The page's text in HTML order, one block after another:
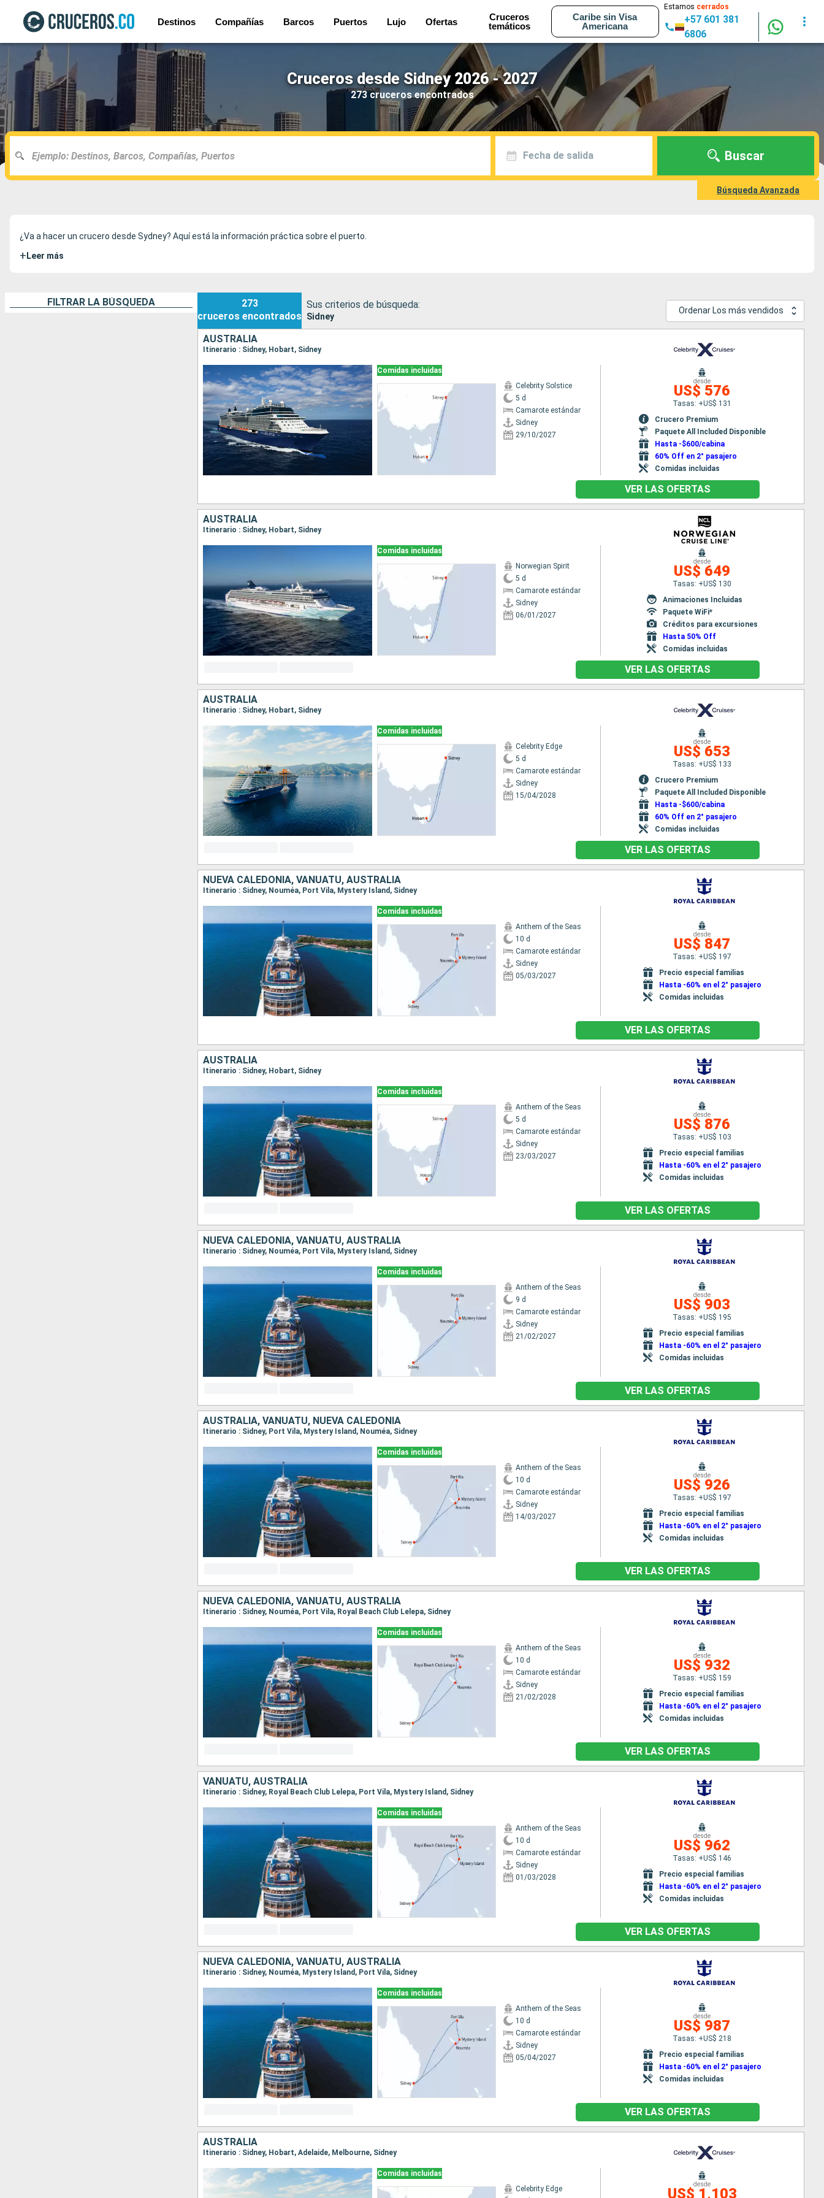
Destinos Compañías Barcos Puertos Lujo Ofertas
Cruceros
temáticos
Caribe sin Visa
Americana
Estamos cerrados
+57 601 381
6806
Cruceros desde Sidney 2026 - 2027
273 cruceros encontrados
Fecha de salida Buscar
Búsqueda Avanzada
¿Va a hacer un crucero desde Sydney? Aquí está la información práctica sobre el puerto.
+ Leer más
FILTRAR LA BÚSQUEDA
273
cruceros encontrados
Sus criterios de búsqueda:
Sidney
Ordenar Los más vendidos
AUSTRALIA
Itinerario : Sidney, Hobart, Sidney
Comidas incluidas
Celebrity Solstice
5 d
Camarote estándar
Sidney
29/10/2027
desde
US$ 576
Tasas: +US$ 131
Crucero Premium
Paquete All Included Disponible
Hasta -$600/cabina
60% Off en 2° pasajero
Comidas incluidas
VER LAS OFERTAS
AUSTRALIA
Itinerario : Sidney, Hobart, Sidney
Comidas incluidas
Norwegian Spirit
5 d
Camarote estándar
Sidney
06/01/2027
desde
US$ 649
Tasas: +US$ 130
Animaciones Incluidas
Paquete WiFi*
Créditos para excursiones
Hasta 50% Off
Comidas incluidas
VER LAS OFERTAS
AUSTRALIA
Itinerario : Sidney, Hobart, Sidney
Comidas incluidas
Celebrity Edge
5 d
Camarote estándar
Sidney
15/04/2028
desde
US$ 653
Tasas: +US$ 133
Crucero Premium
Paquete All Included Disponible
Hasta -$600/cabina
60% Off en 2° pasajero
Comidas incluidas
VER LAS OFERTAS
NUEVA CALEDONIA, VANUATU, AUSTRALIA
Itinerario : Sidney, Nouméa, Port Vila, Mystery Island, Sidney
Comidas incluidas
Anthem of the Seas
10 d
Camarote estándar
Sidney
05/03/2027
desde
US$ 847
Tasas: +US$ 197
Precio especial familias
Hasta -60% en el 2° pasajero
Comidas incluidas
VER LAS OFERTAS
AUSTRALIA
Itinerario : Sidney, Hobart, Sidney
Comidas incluidas
Anthem of the Seas
5 d
Camarote estándar
Sidney
23/03/2027
desde
US$ 876
Tasas: +US$ 103
Precio especial familias
Hasta -60% en el 2° pasajero
Comidas incluidas
VER LAS OFERTAS
NUEVA CALEDONIA, VANUATU, AUSTRALIA
Itinerario : Sidney, Nouméa, Port Vila, Mystery Island, Sidney
Comidas incluidas
Anthem of the Seas
9 d
Camarote estándar
Sidney
21/02/2027
desde
US$ 903
Tasas: +US$ 195
Precio especial familias
Hasta -60% en el 2° pasajero
Comidas incluidas
VER LAS OFERTAS
AUSTRALIA, VANUATU, NUEVA CALEDONIA
Itinerario : Sidney, Port Vila, Mystery Island, Nouméa, Sidney
Comidas incluidas
Anthem of the Seas
10 d
Camarote estándar
Sidney
14/03/2027
desde
US$ 926
Tasas: +US$ 197
Precio especial familias
Hasta -60% en el 2° pasajero
Comidas incluidas
VER LAS OFERTAS
NUEVA CALEDONIA, VANUATU, AUSTRALIA
Itinerario : Sidney, Nouméa, Port Vila, Royal Beach Club Lelepa, Sidney
Comidas incluidas
Anthem of the Seas
10 d
Camarote estándar
Sidney
21/02/2028
desde
US$ 932
Tasas: +US$ 159
Precio especial familias
Hasta -60% en el 2° pasajero
Comidas incluidas
VER LAS OFERTAS
VANUATU, AUSTRALIA
Itinerario : Sidney, Royal Beach Club Lelepa, Port Vila, Mystery Island, Sidney
Comidas incluidas
Anthem of the Seas
10 d
Camarote estándar
Sidney
01/03/2028
desde
US$ 962
Tasas: +US$ 146
Precio especial familias
Hasta -60% en el 2° pasajero
Comidas incluidas
VER LAS OFERTAS
NUEVA CALEDONIA, VANUATU, AUSTRALIA
Itinerario : Sidney, Nouméa, Mystery Island, Port Vila, Sidney
Comidas incluidas
Anthem of the Seas
10 d
Camarote estándar
Sidney
05/04/2027
desde
US$ 987
Tasas: +US$ 218
Precio especial familias
Hasta -60% en el 2° pasajero
Comidas incluidas
VER LAS OFERTAS
AUSTRALIA
Itinerario : Sidney, Hobart, Adelaide, Melbourne, Sidney
Comidas incluidas
Celebrity Edge
desde
US$ 1,103